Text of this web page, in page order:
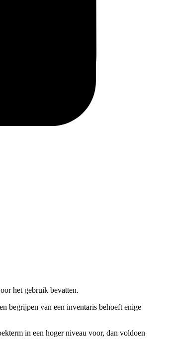
het gebruik bevatten.
begrijpen van een inventaris behoeft enige
in een hoger niveau voor, dan voldoen